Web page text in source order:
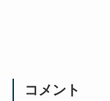
コメント